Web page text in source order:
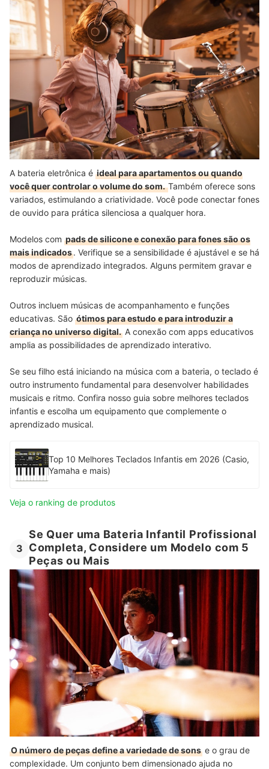
A bateria eletrônica é ideal para apartamentos ou quando
você quer controlar o volume do som.Também oferece sons
variados, estimulando a criatividade. Você pode conectar fones
de ouvido para prática silenciosa a qualquer hora.
Modelos com pads de silicone e conexão para fones são os
mais indicados. Verifique se a sensibilidade é ajustável e se há
modos de aprendizado integrados. Alguns permitem gravar e
reproduzir músicas.
Outros incluem músicas de acompanhamento e funções
educativas. São ótimos para estudo e para introduzir a
criança no universo digital. A conexão com apps educativos
amplia as possibilidades de aprendizado interativo.
Se seu filho está iniciando na música com a bateria, o teclado é
outro instrumento fundamental para desenvolver habilidades
musicais e ritmo. Confira nosso guia sobre melhores teclados
infantis e escolha um equipamento que complemente o
aprendizado musical.
Top 10 Melhores Teclados Infantis em 2026 (Casio,
Yamaha e mais)
Veja o ranking de produtos
3
Se Quer uma Bateria Infantil Profissional
Completa, Considere um Modelo com 5
Peças ou Mais
O número de peças define a variedade de sons e o grau de
complexidade. Um conjunto bem dimensionado ajuda no